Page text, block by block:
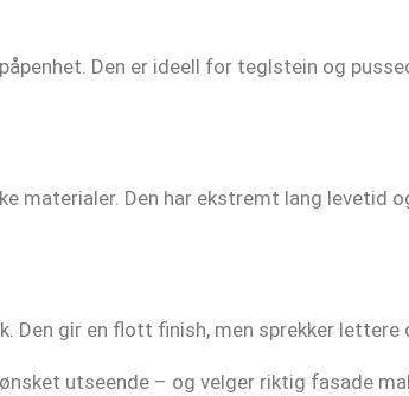
Den er ideell for teglstein og
materialer. Den har ekstremt lang levetid
Den gir en flott finish, men sprekker
utseende – og velger riktig fasade